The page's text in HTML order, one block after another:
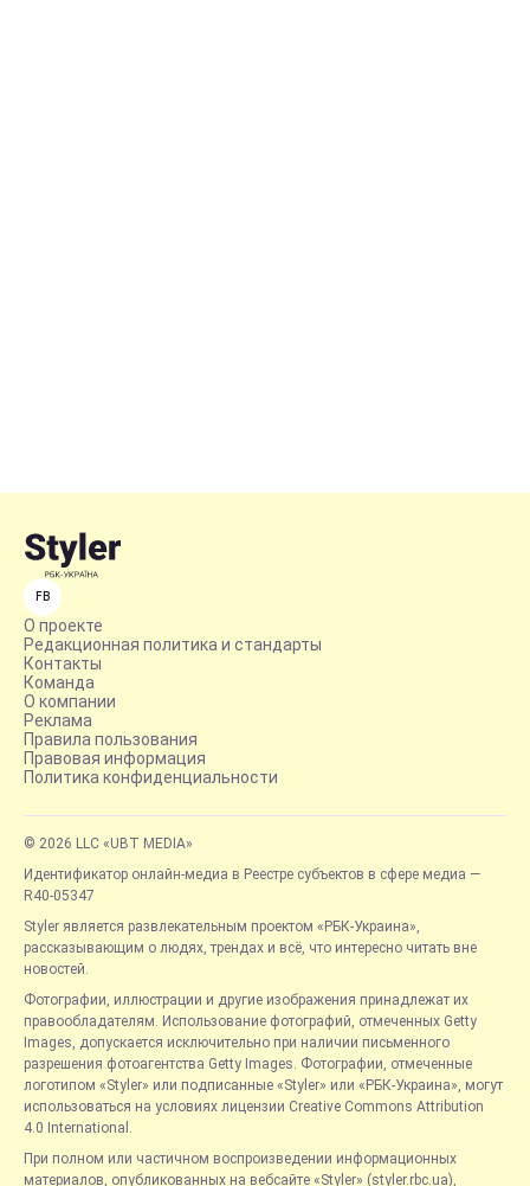
FB
О проекте
Редакционная политика и стандарты
Контакты
Команда
О компании
Реклама
Правила пользования
Правовая информация
Политика конфиденциальности
© 2026 LLC «UBT MEDIA»
Идентификатор онлайн-медиа в Реестре субъектов в сфере медиа —
R40-05347
Styler является развлекательным проектом «РБК-Украина»,
рассказывающим о людях, трендах и всё, что интересно читать вне
новостей.
Фотографии, иллюстрации и другие изображения принадлежат их
правообладателям. Использование фотографий, отмеченных Getty
Images, допускается исключительно при наличии письменного
разрешения фотоагентства Getty Images. Фотографии, отмеченные
логотипом «Styler» или подписанные «Styler» или «РБК-Украина», могут
использоваться на условиях лицензии Creative Commons Attribution
4.0 International.
При полном или частичном воспроизведении информационных
материалов, опубликованных на вебсайте «Styler» (styler.rbc.ua),